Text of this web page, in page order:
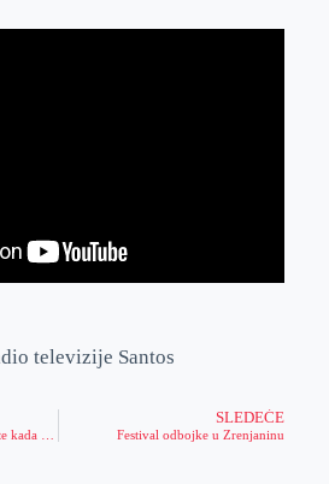
televizije Santos
SLEDEĆE
Festival odbojke u Zrenjaninu